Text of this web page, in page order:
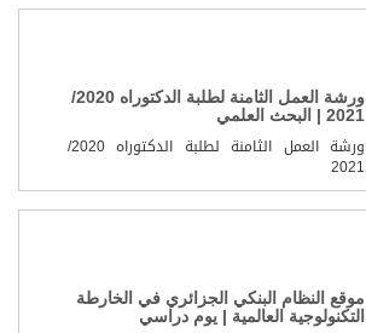
ورشة العمل الثامنة لطلبة الدكتوراه 2020/
2021 | البحث العلمي
ورشة العمل الثامنة لطلبة الدكتوراه 2020/
2021
موقع النظام البنكي الجزائري في الخارطة
التكنولوجية العالمية | يوم دراسي